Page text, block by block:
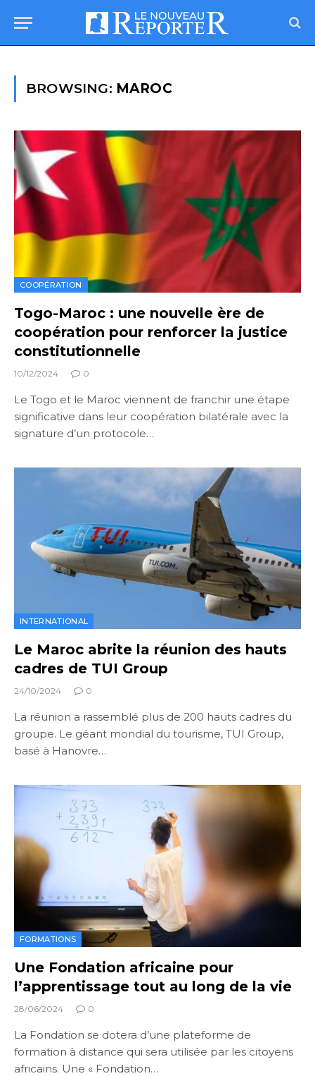
BROWSING: MAROC
COOPÉRATION
Togo-Maroc : une nouvelle ère de
coopération pour renforcer la justice
constitutionnelle
10/12/2024 0
Le Togo et le Maroc viennent de franchir une étape
significative dans leur coopération bilatérale avec la
signature d’un protocole…
INTERNATIONAL
Le Maroc abrite la réunion des hauts
cadres de TUI Group
24/10/2024 0
La réunion a rassemblé plus de 200 hauts cadres du
groupe. Le géant mondial du tourisme, TUI Group,
basé à Hanovre…
FORMATIONS
Une Fondation africaine pour
l’apprentissage tout au long de la vie
28/06/2024 0
La Fondation se dotera d’une plateforme de
formation à distance qui sera utilisée par les citoyens
africains. Une « Fondation…